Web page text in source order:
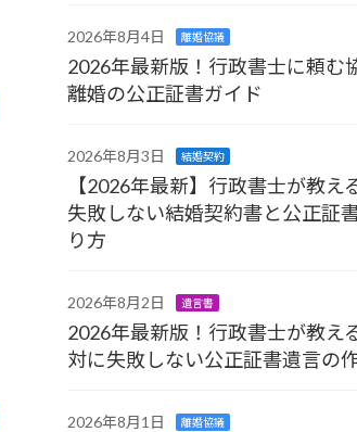
2026年8月4日 離婚協議
2026年最新版！行政書士に頼む
離婚の公正証書ガイド
2026年8月3日 結婚契約
【2026年最新】行政書士が教え
失敗しない結婚契約書と公正証
り方
2026年8月2日 遺言書
2026年最新版！行政書士が教え
対に失敗しない公正証書遺言の
2026年8月1日 離婚協議